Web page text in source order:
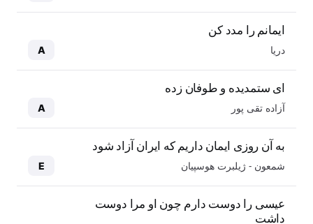
ایمانم را مدد کن
دریا A
ای ستمدیده و طوفان زده
آزاده تقی پور A
به آن روزی ایمان داریم که ایران آزاد شود
شمعون - ژیلبرت هوسپیان E
عیسی را دوست دارم چون او مرا دوست
داشت